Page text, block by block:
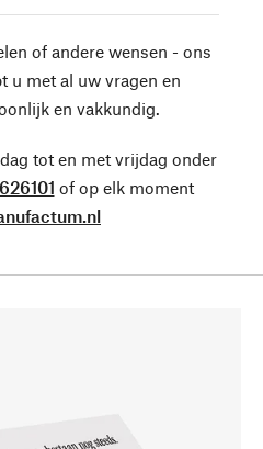
of andere wensen - ons
u met al uw vragen en
en vakkundig.
tot en met vrijdag onder
of op elk moment